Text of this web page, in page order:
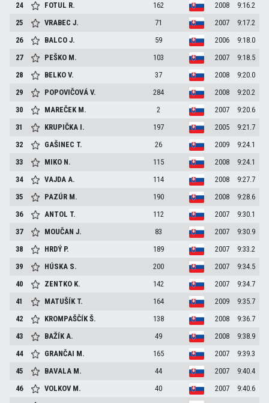
24
FOTUL R. 162 2008
9:16.2
25
VRABECJ. 71 2007
9:17.2
26
BALCOJ. 59 2006
9:18.0
27
PEŠKO M. 103 2007
9:18.5
28
BELKOV. 37 2008
9:20.0
29
POPOVIČOVÁV. 284 2008
9:20.2
30
MAREČEK M. 2 2007
9:20.6
31
KRUPIČKA I. 197 2005
9:21.7
32
GAŠINEC T. 26 2009
9:24.1
33
MIKO N. 115 2008
9:24.1
34
VAJDAA. 114 2008
9:27.7
35
PAZÚR M. 190 2008
9:28.6
36
ANTOL T. 112 2007
9:30.1
37
MOUČANJ. 83 2007
9:30.9
38
HRDÝ P. 189 2007
9:33.2
39
HÚSKA S. 200 2007
9:34.5
40
ZENTKO K. 142 2007
9:34.7
41
MATUŠÍK T. 164 2009
9:35.7
42
KROMPAŠČÍKŠ. 138 2008
9:36.7
43
BAŽÍKA. 49 2008
9:38.9
44
GRANČAI M. 165 2007
9:39.3
45
BAVALA M. 44 2007
9:40.4
46
VOLKOV M. 40 2007
9:40.6